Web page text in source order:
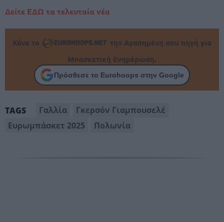
Δείτε ΕΔΩ τα τελευταία νέα
Κάνε το
την Αγαπημένη σου πηγή για
Μπασκετική Ενημέρωση.
Πρόσθεσε το Eurohoops στην Google
TAGS Γαλλία
Γκερσόν Γιαμπουσελέ
Ευρωμπάσκετ 2025
Πολωνία